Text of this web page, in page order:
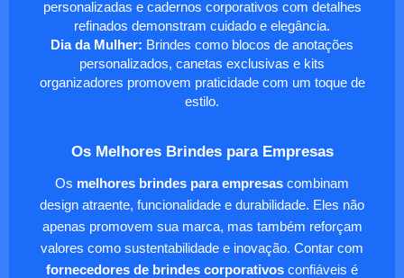
personalizadas e cadernos corporativos com detalhes
refinados demonstram cuidado e elegância.
Dia da Mulher: Brindes como blocos de anotações
personalizados, canetas exclusivas e kits
organizadores promovem praticidade com um toque de
estilo.
Os Melhores Brindes para Empresas
Os melhores brindes para empresas combinam
design atraente, funcionalidade e durabilidade. Eles não
apenas promovem sua marca, mas também reforçam
valores como sustentabilidade e inovação. Contar com
fornecedores de brindes corporativos confiáveis é